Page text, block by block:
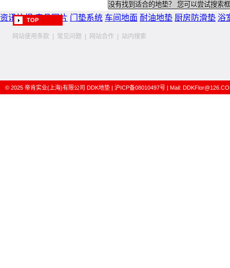
网站使用条款 常见问题 网站合作 站内搜索
© 2025 帝肯实业(上海)有限公司 DDK地垫 | 沪ICP备08010497号 | Mail:
TOP
资讯快报 产品图片 门垫系统 车间地面 耐油地垫 厨房防滑垫 浴